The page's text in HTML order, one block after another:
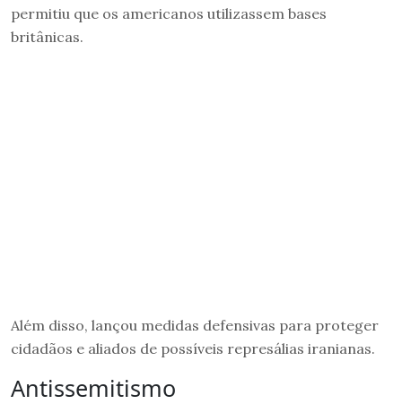
permitiu que os americanos utilizassem bases
britânicas.
Além disso, lançou medidas defensivas para proteger
cidadãos e aliados de possíveis represálias iranianas.
Antissemitismo